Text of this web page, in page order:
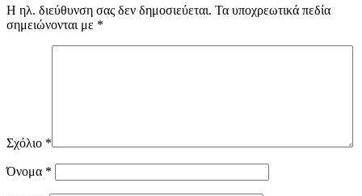
Η ηλ. διεύθυνση σας δεν δημοσιεύεται. Τα υποχρεωτικά πεδία
σημειώνονται με *
Σχόλιο *
Όνομα *